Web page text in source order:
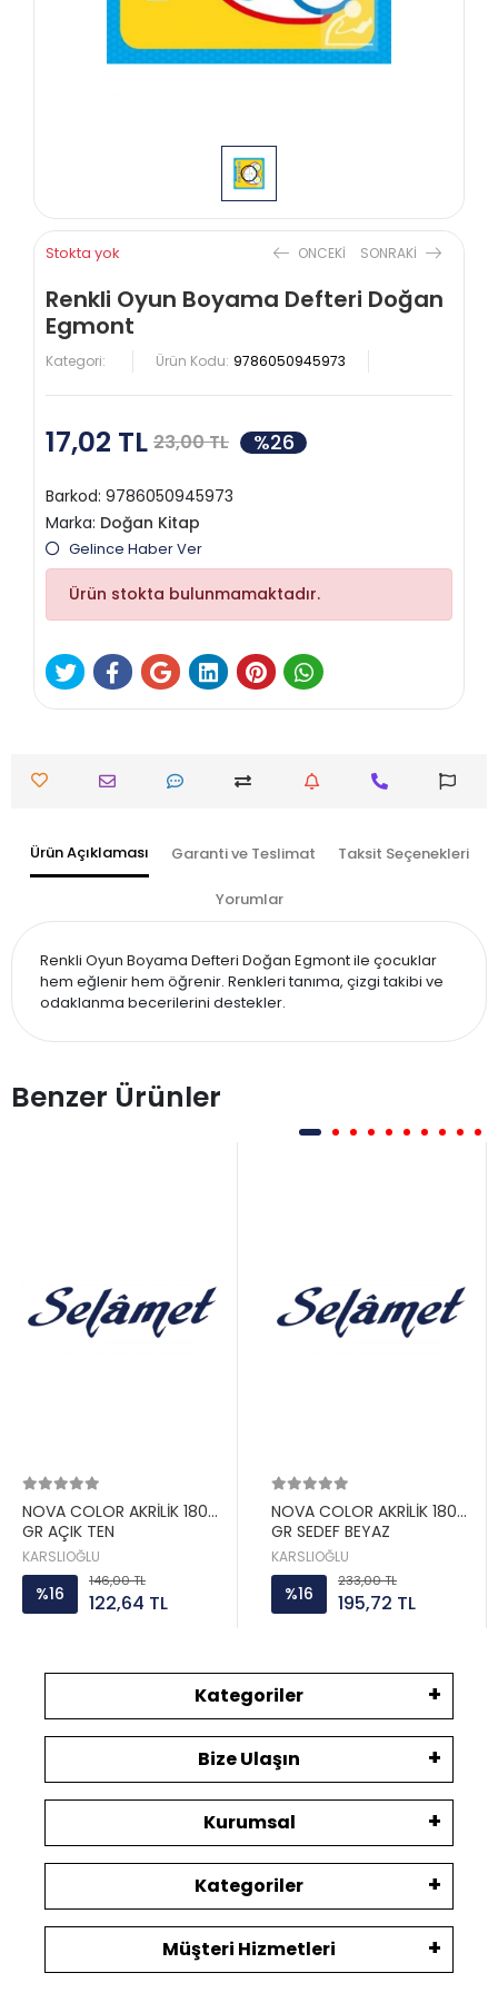
Stokta yok ONCEKI SONRAKI
Renkli Oyun Boyama Defteri Doğan
Egmont
Kategori: Ürün Kodu: 9786050945973
17,02 TL 23,00 TL %26
Barkod: 9786050945973
Marka: Doğan Kitap
Gelince Haber Ver
Ürün stokta bulunmamaktadır.
Ürün Açıklaması Garanti ve Teslimat Taksit Seçenekleri
Yorumlar
Renkli Oyun Boyama Defteri Doğan Egmont ile çocuklar
hem eğlenir hem öğrenir. Renkleri tanıma, çizgi takibi ve
odaklanma becerilerini destekler.
Benzer Ürünler
NOVA COLOR AKRİLİK 180
GR AÇIK TEN
KARSLIOĞLU
%16
146,00 TL
122,64 TL
NOVA COLOR AKRİLİK 180
GR SEDEF BEYAZ
KARSLIOĞLU
%16
233,00 TL
195,72 TL
Kategoriler
Bize Ulaşın
Kurumsal
Kategoriler
Müşteri Hizmetleri